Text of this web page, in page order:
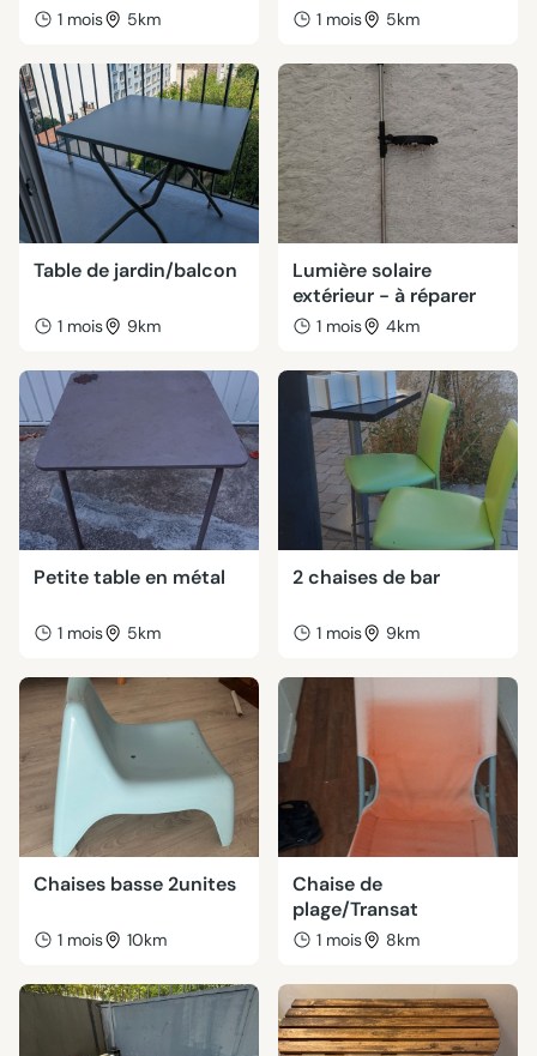
1 mois 5km 1 mois 5km
Table de jardin/balcon
1 mois 9km
Lumière solaire
extérieur - à réparer
1 mois 4km
Petite table en métal
1 mois 5km
2 chaises de bar
1 mois 9km
Chaises basse 2unites
1 mois 10km
Chaise de
plage/Transat
1 mois 8km